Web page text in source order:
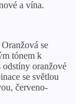
a vína.
Oranžová se
tónem k
odstíny oranžové
se světlou
červeno-